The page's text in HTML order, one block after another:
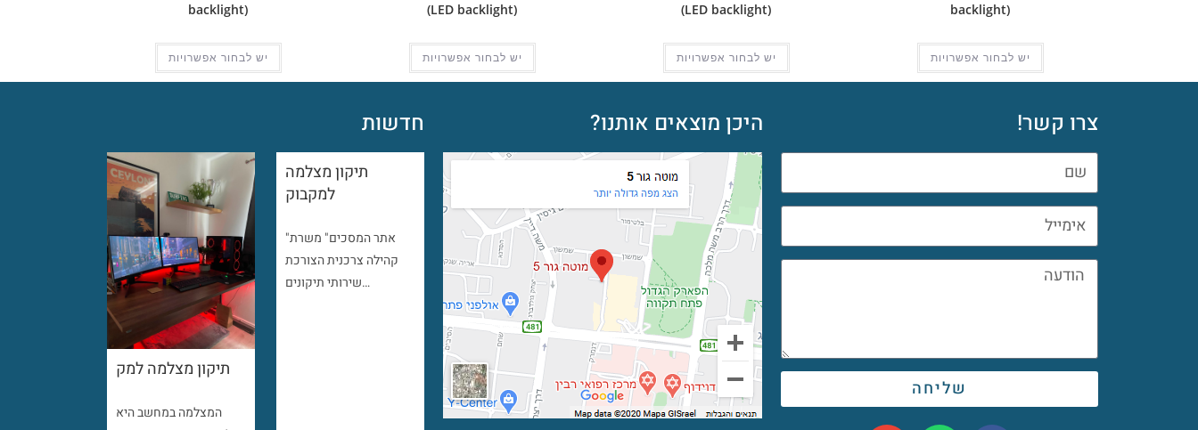
backlight)
יש לבחור אפשרויות
(LED backlight)
יש לבחור אפשרויות
(LED backlight)
יש לבחור אפשרויות
backlight)
יש לבחור אפשרויות
צרו קשר!
שליחה
היכן מוצאים אותנו? חדשות
תיקון מצלמה למק
המצלמה במחשב היא
תיקון מצלמה
למקבוק
"אתר המסכים" משרת
קהילה צרכנית הצורכת
שירותי תיקונים…